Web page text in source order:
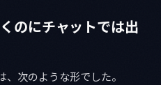
のにチャットでは出
次のような形でした。